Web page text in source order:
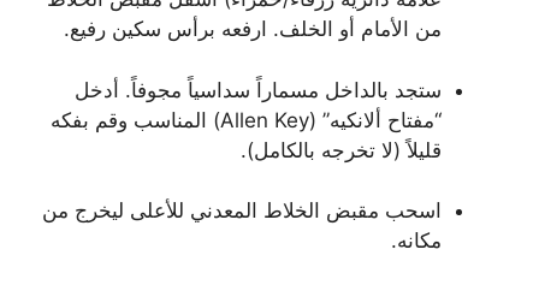
من الأمام أو الخلف. ارفعه برأس سكين رفيع.
ستجد بالداخل مسماراً سداسياً مجوفاً. أدخل
“مفتاح ألانكيه” (Allen Key) المناسب وقم بفكه
قليلاً (لا تخرجه بالكامل).
اسحب مقبض الخلاط المعدني للأعلى ليخرج من
مكانه.